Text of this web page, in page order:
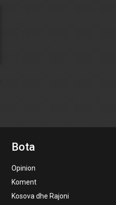
Bota
Opinion
Koment
Kosova dhe Rajoni